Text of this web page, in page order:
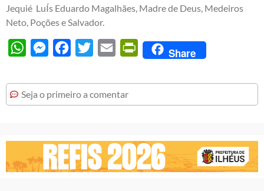
Jequié LuÍs Eduardo Magalhães, Madre de Deus, Medeiros
Neto, Poções e Salvador.
WhatsAppMessengerFacebook
Twitter Email PrintFriendly
Share
Seja o primeiro a comentar